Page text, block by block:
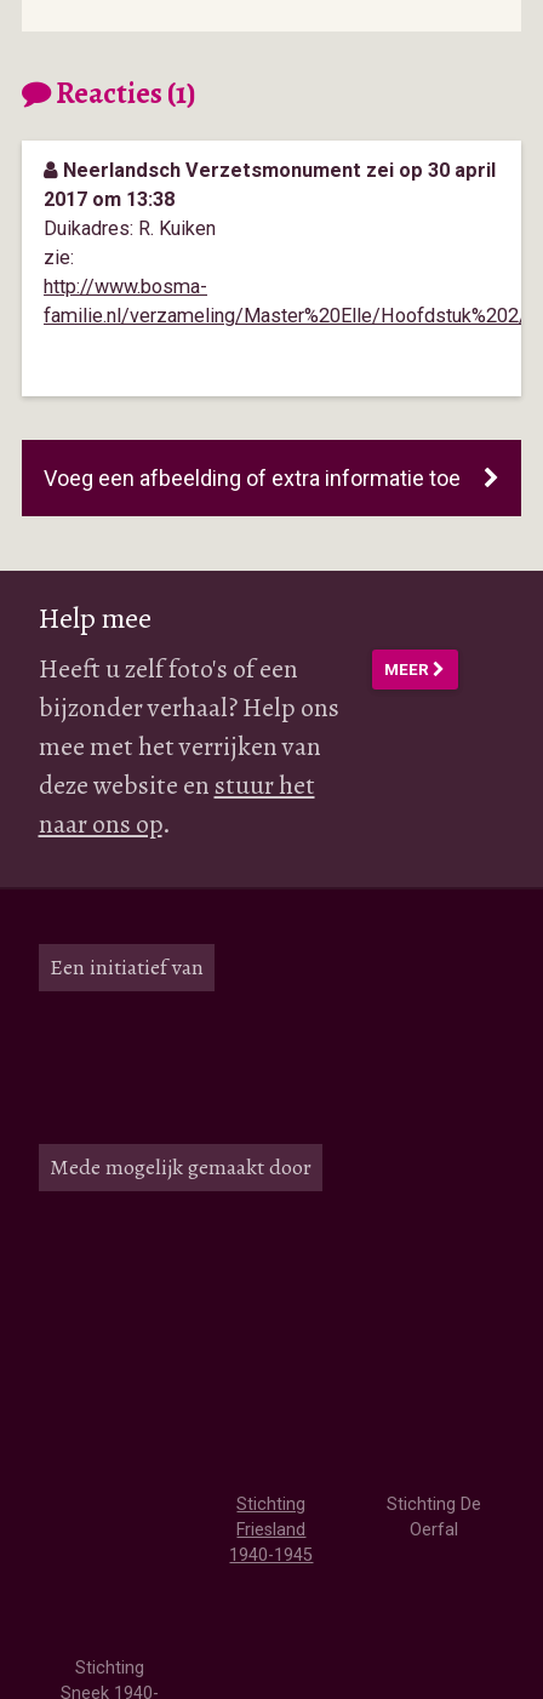
Reacties (1)
Neerlandsch Verzetsmonument zei op 30 april
2017 om 13:38
Duikadres: R. Kuiken
zie:
http://www.bosma-
familie.nl/verzameling/Master%20Elle/Hoofdstuk%202/
Voeg een afbeelding of extra informatie toe
Help mee
Heeft u zelf foto's of een
bijzonder verhaal? Help ons
mee met het verrijken van
deze website enstuur het
naar ons op.
MEER
Een initiatief van
Mede mogelijk gemaakt door
Stichting
Friesland
1940-1945
Stichting De
Oerfal
Stichting
Sneek 1940-